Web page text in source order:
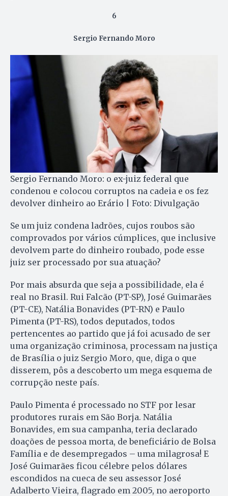
6
Sergio Fernando Moro
Sergio Fernando Moro: o ex-juiz federal que
condenou e colocou corruptos na cadeia e os fez
devolver dinheiro ao Erário | Foto: Divulgação
Se um juiz condena ladrões, cujos roubos são
comprovados por vários cúmplices, que inclusive
devolvem parte do dinheiro roubado, pode esse
juiz ser processado por sua atuação?
Por mais absurda que seja a possibilidade, ela é
real no Brasil. Rui Falcão (PT-SP), José Guimarães
(PT-CE), Natália Bonavides (PT-RN) e Paulo
Pimenta (PT-RS), todos deputados, todos
pertencentes ao partido que já foi acusado de ser
uma organização criminosa, processam na justiça
de Brasília o juiz Sergio Moro, que, diga o que
disserem, pôs a descoberto um mega esquema de
corrupção neste país.
Paulo Pimenta é processado no STF por lesar
produtores rurais em São Borja. Natália
Bonavides, em sua campanha, teria declarado
doações de pessoa morta, de beneficiário de Bolsa
Família e de desempregados – uma milagrosa! E
José Guimarães ficou célebre pelos dólares
escondidos na cueca de seu assessor José
Adalberto Vieira, flagrado em 2005, no aeroporto